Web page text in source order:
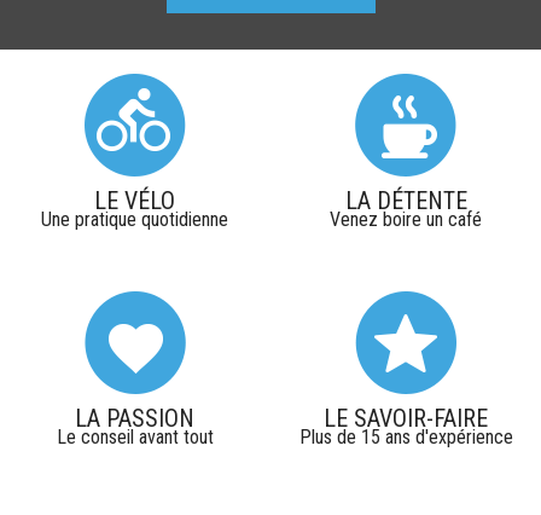
LE VÉLO
Une pratique quotidienne
LA DÉTENTE
Venez boire un café
LA PASSION
Le conseil avant tout
LE SAVOIR-FAIRE
Plus de 15 ans d'expérience